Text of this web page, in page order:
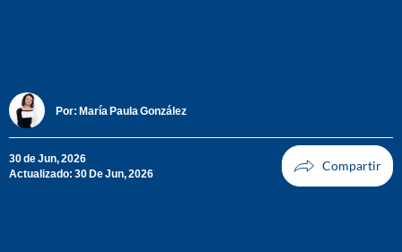
Por: María Paula González
30 de Jun, 2026
Actualizado: 30 De Jun, 2026